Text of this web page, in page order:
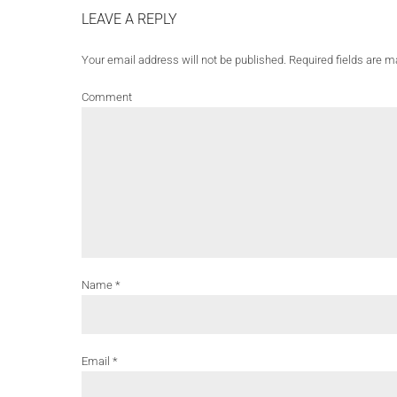
LEAVE A REPLY
Your email address will not be published. Required fields are
Comment
Name *
Email *